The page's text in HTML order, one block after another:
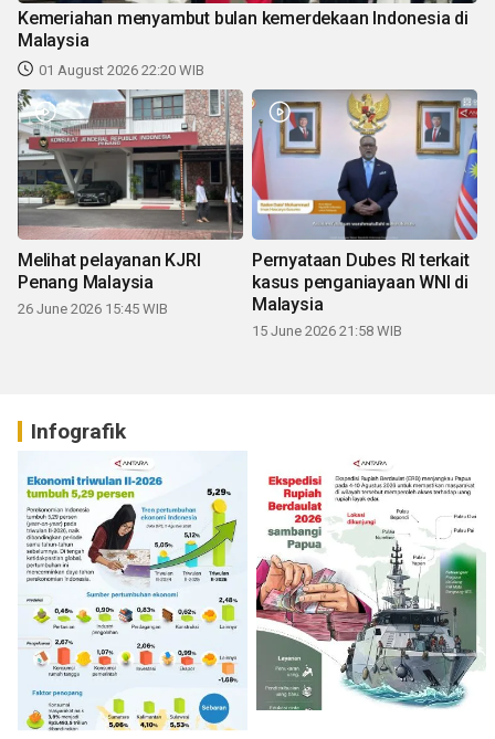
Kemeriahan menyambut bulan kemerdekaan Indonesia di
Malaysia
01 August 2026 22:20 WIB
Melihat pelayanan KJRI
Penang Malaysia
26 June 2026 15:45 WIB
Pernyataan Dubes RI terkait
kasus penganiayaan WNI di
Malaysia
15 June 2026 21:58 WIB
Infografik